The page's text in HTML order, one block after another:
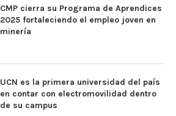
CMP cierra su Programa de Aprendices
2025 fortaleciendo el empleo joven en
minería
UCN es la primera universidad del país
en contar con electromovilidad dentro
de su campus